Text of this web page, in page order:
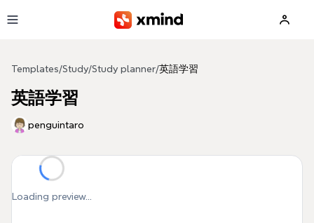
Templates/Study/Study planner/英語学習
英語学習
penguintaro
Loading preview...